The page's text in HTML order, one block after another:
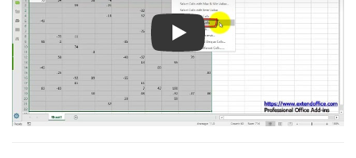
Play